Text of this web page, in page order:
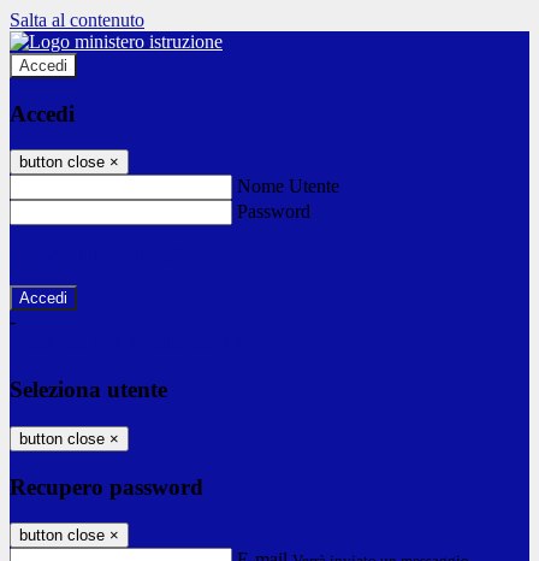
Salta al contenuto
Accedi
Accedi
button close ×
Nome Utente
Password
-
Seleziona utente
button close ×
Recupero password
button close ×